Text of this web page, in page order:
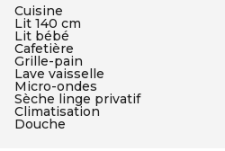
Cuisine
Lit 140 cm
Lit bébé
Cafetière
Grille-pain
Lave vaisselle
Micro-ondes
Sèche linge privatif
Climatisation
Douche